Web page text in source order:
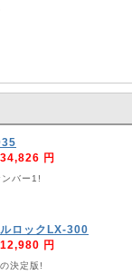
34,826 円
ンバー1!
ロックLX-300
12,980 円
決定版!